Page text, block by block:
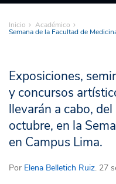
Inicio Académico
Semana de la Facultad de
Exposiciones,
y concursos
llevarán a cabo,
octubre, en la
en Campus Lima.
Por Elena Belletich Ruiz. 27